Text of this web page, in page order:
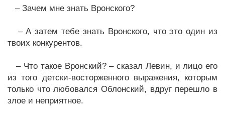
– Зачем мне знать Вронского?
– А затем тебе знать Вронского, что это один из
твоих конкурентов.
– Что такое Вронский? – сказал Левин, и лицо его
из того детски-восторженного выражения, которым
только что любовался Облонский, вдруг перешло в
злое и неприятное.